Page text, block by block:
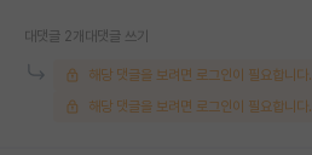
대댓글 2개 대댓글 쓰기
해당 댓글을 보려면 로그인이 필요합니다.
해당 댓글을 보려면 로그인이 필요합니다.